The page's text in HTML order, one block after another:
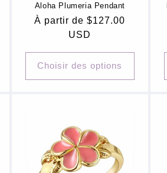
Aloha Plumeria Pendant
PrixÀ partir de $127.00
USD
Choisir des options